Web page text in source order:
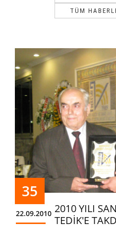
TÜM
35
22.09.2010 2010 YILI
TEDİK'E